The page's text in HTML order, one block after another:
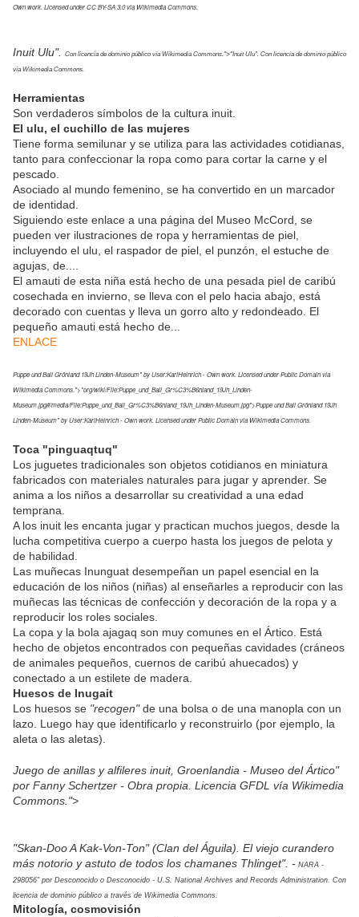
Own work. Licensed under CC BY-SA 3.0 via Wikimedia Commons.
Inuit Ulu". Con licencia de dominio público vía Wikimedia Commons.">"Inuit Ulu". Con licencia de dominio público
vía Wikimedia Commons.
Herramientas
Son verdaderos símbolos de la cultura inuit.
El ulu, el cuchillo de las mujeres
Tiene forma semilunar y se utiliza para las actividades cotidianas,
tanto para confeccionar la ropa como para cortar la carne y el
pescado.
Asociado al mundo femenino, se ha convertido en un marcador
de identidad.
Siguiendo este enlace a una página del Museo McCord, se
pueden ver ilustraciones de ropa y herramientas de piel,
incluyendo el ulu, el raspador de piel, el punzón, el estuche de
agujas, de....
El amauti de esta niña está hecho de una pesada piel de caribú
cosechada en invierno, se lleva con el pelo hacia abajo, está
decorado con cuentas y lleva un gorro alto y redondeado. El
pequeño amauti está hecho de...
ENLACE
Puppe und Ball Grönland 19Jh Linden-Museum" by User:KarlHeinrich - Own work. Licensed under Public Domain via
Wikimedia Commons.">"org/wiki/File:Puppe_und_Ball_Gr%C3%B6nland_19Jh_Linden-
Museum.jpg#/media/File:Puppe_und_Ball_Gr%C3%B6nland_19Jh_Linden-Museum.jpg">Puppe und Ball Grönland 19Jh
Linden-Museum" by User:KarlHeinrich - Own work. Licensed under Public Domain via Wikimedia Commons.
Toca "pinguaqtuq"
Los juguetes tradicionales son objetos cotidianos en miniatura
fabricados con materiales naturales para jugar y aprender. Se
anima a los niños a desarrollar su creatividad a una edad
temprana.
A los inuit les encanta jugar y practican muchos juegos, desde la
lucha competitiva cuerpo a cuerpo hasta los juegos de pelota y
de habilidad.
Las muñecas Inunguat desempeñan un papel esencial en la
educación de los niños (niñas) al enseñarles a reproducir con las
muñecas las técnicas de confección y decoración de la ropa y a
reproducir los roles sociales.
La copa y la bola ajagaq son muy comunes en el Ártico. Está
hecho de objetos encontrados con pequeñas cavidades (cráneos
de animales pequeños, cuernos de caribú ahuecados) y
conectado a un estilete de madera.
Huesos de Inugait
Los huesos se "recogen"de una bolsa o de una manopla con un
lazo. Luego hay que identificarlo y reconstruirlo (por ejemplo, la
aleta o las aletas).
Juego de anillas y alfileres inuit, Groenlandia - Museo del Ártico"
por Fanny Schertzer - Obra propia. Licencia GFDL vía Wikimedia
Commons.">
"Skan-Doo A Kak-Von-Ton" (Clan del Águila). El viejo curandero
más notorio y astuto de todos los chamanes Thlinget". - NARA -
298056" por Desconocido o Desconocido - U.S. National Archives and Records Administration. Con
licencia de dominio público a través de Wikimedia Commons.
Mitología, cosmovisión